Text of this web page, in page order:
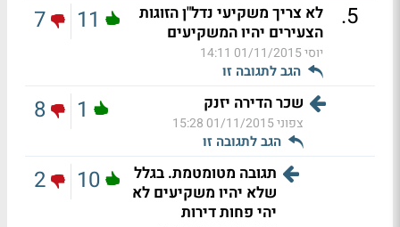
5
.
לא צריך משקיעי נדל"ן הזוגות
הצעירים יהיו המשקיעים
יוסי01/11/2015 14:11
הגב לתגובה זו
11
7
שכר הדירה יזנק
צפוני01/11/2015 15:28
הגב לתגובה זו
1
8
תגובה מטומטמת. בגלל
שלא יהיו משקיעים לא
יהי פחות דירות
10
2